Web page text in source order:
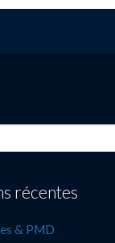
récentes
& PMD